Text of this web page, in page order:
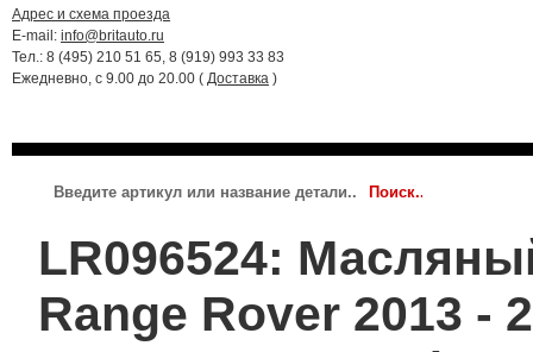
Адрес и схема проезда
E-mail: info@britauto.ru
Тел.: 8 (495) 210 51 65, 8 (919) 993 33 83
Ежедневно, с 9.00 до 20.00 ( Доставка )
LR096524:
Range Rover 2013 -